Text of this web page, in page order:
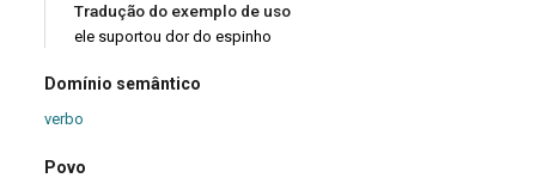
Tradução do exemplo de uso
ele suportou dor do espinho
Domínio semântico
verbo
Povo